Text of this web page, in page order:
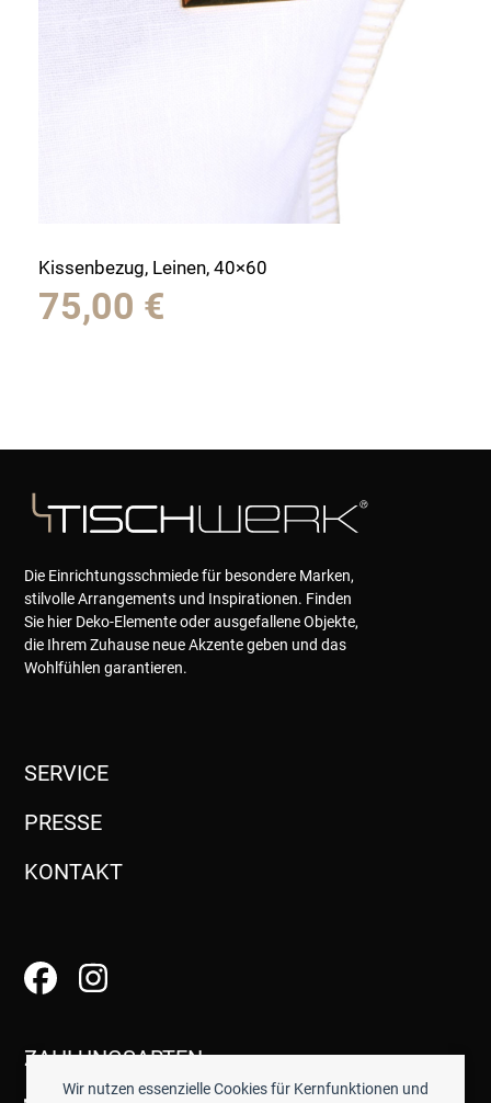
Wir nutzen essenzielle Cookies für Kernfunktionen und
Kissenbezug, Leinen, 40×60
75,00 €
Die Einrichtungsschmiede für besondere Marken,
stilvolle Arrangements und Inspirationen. Finden
Sie hier Deko-Elemente oder ausgefallene Objekte,
die Ihrem Zuhause neue Akzente geben und das
Wohlfühlen garantieren.
SERVICE
PRESSE
KONTAKT
ZAHLUNGSARTEN